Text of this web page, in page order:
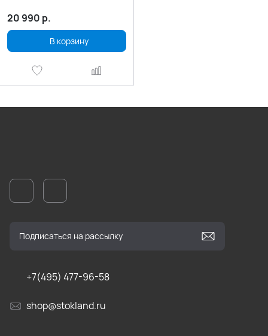
20 990 р.
В корзину
+7(495) 477-96-58
shop@stokland.ru